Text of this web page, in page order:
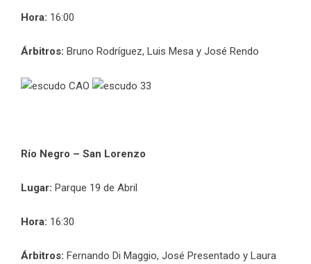
Hora: 16:00
Árbitros: Bruno Rodríguez, Luis Mesa y José Rendo
Río Negro – San Lorenzo
Lugar: Parque 19 de Abril
Hora: 16:30
Árbitros: Fernando Di Maggio, José Presentado y Laura